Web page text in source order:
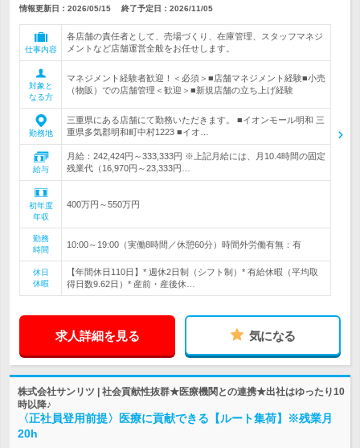
情報更新日：2026/05/15 終了予定日： 2026/11/05
仕事内容
各店舗の責任者として、売場づくり、在庫管理、スタッフマネジ
メントなど店舗運営全般をお任せします。
対象と
なる方
マネジメント経験者歓迎！＜必須＞■店舗マネジメント経験■小売
（物販）での店舗管理＜歓迎＞■新規店舗の立ち上げ経験
勤務地
三重県にある店舗にて勤務いただきます。 ■イオンモール明和 三
重県多気郡明和町中村1223 ■イオ…
給与
月給：242,424円～333,333円 ※上記月給には、月10.4時間の固定
残業代（16,970円～23,333円…
初年度
年収
400万円～550万円
勤務
時間
10:00～19:00（実働8時間／休憩60分）時間外労働有無：有
休日
休暇
【年間休日110日】* 週休2日制（シフト制）* 有給休暇（平均取
得日数9.62日）* 産前・産後休…
求人詳細を見る 気になる
株式会社サンリツ | 社会貢献性抜群★医療機関との連携★出社はゆったり10
時以降♪
〈正社員登用前提〉医療に貢献できる【ルート集荷】※残業月
20h